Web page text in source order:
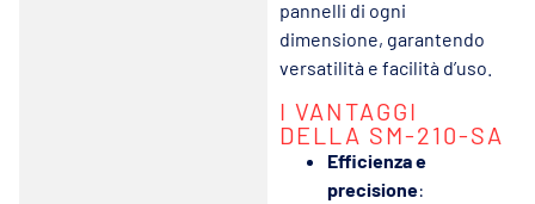
pannelli di ogni
dimensione, garantendo
versatilità e facilità d’uso.
I VANTAGGI
DELLA SM-210-SA
Efficienza e
precisione: